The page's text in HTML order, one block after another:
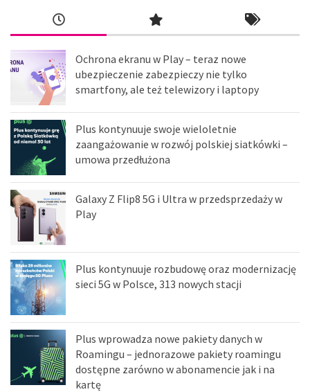
Ochrona ekranu w Play – teraz nowe
ubezpieczenie zabezpieczy nie tylko
smartfony, ale też telewizory i laptopy
Plus kontynuuje swoje wieloletnie
zaangażowanie w rozwój polskiej siatkówki –
umowa przedłużona
Galaxy Z Flip8 5G i Ultra w przedsprzedaży w
Play
Plus kontynuuje rozbudowę oraz modernizację
sieci 5G w Polsce, 313 nowych stacji
Plus wprowadza nowe pakiety danych w
Roamingu – jednorazowe pakiety roamingu
dostępne zarówno w abonamencie jak i na
kartę